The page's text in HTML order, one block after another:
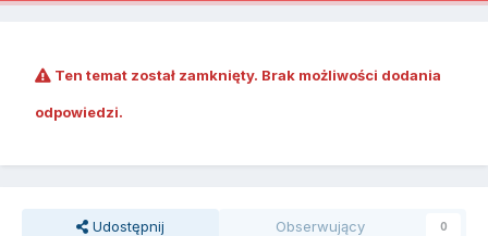
Ten temat został zamknięty. Brak możliwości dodania
odpowiedzi.
Udostępnij Obserwujący 0